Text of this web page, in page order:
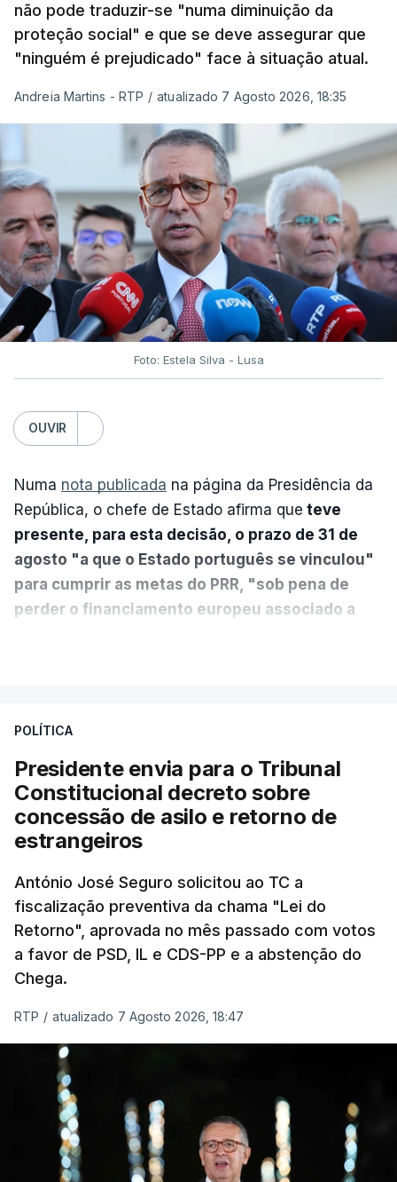
não pode traduzir-se "numa diminuição da
proteção social" e que se deve assegurar que
"ninguém é prejudicado" face à situação atual.
Andreia Martins - RTP / atualizado 7 Agosto 2026, 18:35
Foto: Estela Silva - Lusa
OUVIR
Numa nota publicada na página da Presidência da
República, o chefe de Estado afirma que teve
presente, para esta decisão, o prazo de 31 de
agosto "a que o Estado português se vinculou"
para cumprir as metas do PRR, "sob pena de
perder o financiamento europeu associado a
sistema mais simples, mais justo e transparente".
"Sempre que seja possível reduzir burocracias,
eliminar sobreposições e garantir que os apoios
chegam a quem mais necessita, estaremos a dar
um passo na direção certa", argumenta o
Presidente da República.
Assegurar que "ninguém é
prejudicado"
O Preisdente deixa, no entanto, deixa alguns
avisos:uma reforma desta dimensão "deve ter
como primeiro critério a proteção das pessoas"
e "nenhum processo de simplificação pode
traduzir-se numa diminuição da proteção
social".
POLÍTICA
Presidente envia para o Tribunal
Constitucional decreto sobre
concessão de asilo e retorno de
estrangeiros
António José Seguro solicitou ao TC a
fiscalização preventiva da chama "Lei do
Retorno", aprovada no mês passado com votos
a favor de PSD, IL e CDS-PP e a abstenção do
Chega.
RTP / atualizado 7 Agosto 2026, 18:47